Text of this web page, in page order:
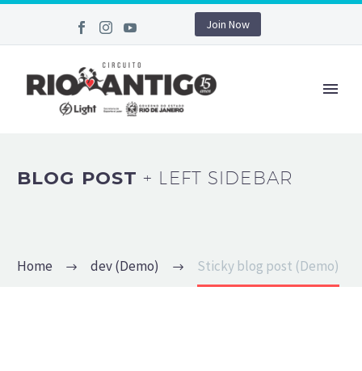
Join Now
BLOG POST+ LEFT SIDEBAR
Home dev (Demo) Sticky blog post (Demo)